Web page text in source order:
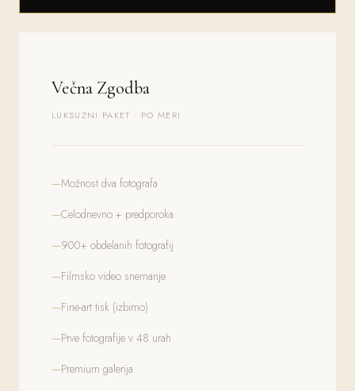
Večna Zgodba
LUKSUZNI PAKET · PO MERI
Možnost dva fotografa
Celodnevno + predporoka
900+ obdelanih fotografij
Filmsko video snemanje
Fine-art tisk (izbirno)
Prve fotografije v 48 urah
Premium galerija